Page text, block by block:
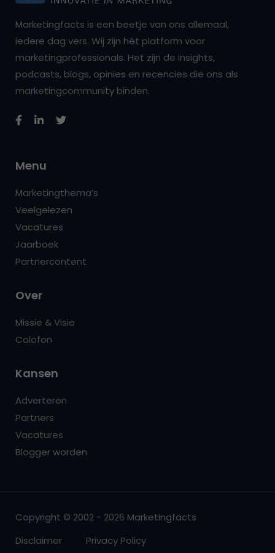
Marketingfacts is een beetje van ons allemaal,
iedere dag vers. Wij zijn hét platform voor
marketingprofessionals. Het zijn de insights,
podcasts, blogs, opinies en recencies die ons als
marketingcommunity binden.
Menu
Marketingthema’s
Veelgelezen
Vacatures
Jaarboek
Partnercontent
Over
Missie & Visie
Colofon
Kansen
Adverteren
Partners
Vacatures
Blogger worden
Copyright © 2002 - 2026 Marketingfacts
Disclaimer
Privacy Policy